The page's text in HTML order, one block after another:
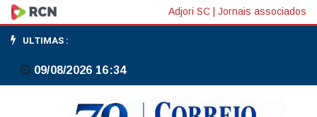
Ancelotti
dá
pista
Adjori SC Jornais associados
ULTIMAS :
09/08/2026 16:34